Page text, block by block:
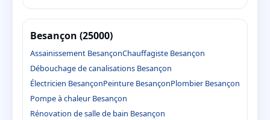
Besançon (25000)
Assainissement BesançonChauffagiste Besançon
Débouchage de canalisations Besançon
Électricien BesançonPeinture BesançonPlombier Besançon
Pompe à chaleur Besançon
Rénovation de salle de bain Besançon